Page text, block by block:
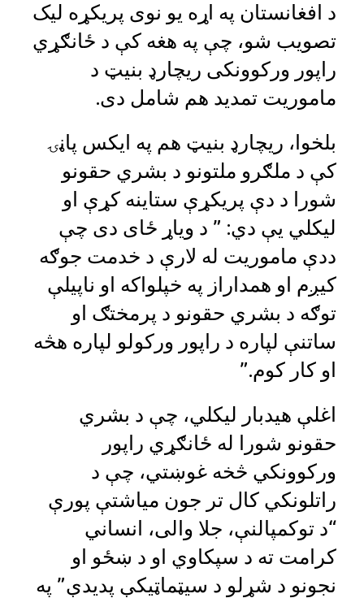
د افغانستان په اړه یو نوی پریکړه لیک
تصویب شو، چې په هغه کې د ځانګړي
راپور ورکوونکی ریچارډ بنیټ د
ماموریت تمدید هم شامل دی.
بلخوا، ریچارډ بنیټ هم په ایکس پاڼۍ
کې د ملګرو ملتونو د بشري حقونو
شورا د دې پریکړې ستاینه کړې او
لیکلي یې دي: ” د ویاړ ځای دی چې
ددې ماموریت له لارې د خدمت جوګه
کیږم او همداراز په خپلواکه او ناپیلې
توګه د بشري حقونو د پرمختګ او
ساتنې لپاره د راپور ورکولو لپاره هڅه
او کار کوم.”
اغلې هیدبار لیکلي، چې د بشري
حقونو شورا له ځانګړي راپور
ورکوونکي څخه غوښتي، چې د
راتلونکي کال تر جون میاشتې پورې
“د توکمپالنې، جلا والی، انساني
کرامت ته د سپکاوي او د ښځو او
نجونو د شړلو د سیټماټیکې پدیدې” په